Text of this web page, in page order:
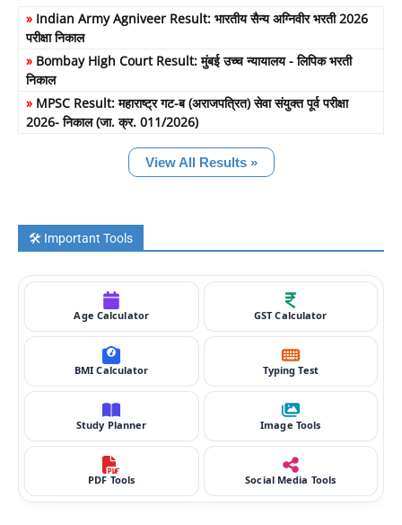
» Indian Army Agniveer Result: भारतीय सैन्य अग्निवीर भरती 2026
परीक्षा निकाल
» Bombay High Court Result: मुंबई उच्च न्यायालय - लिपिक भरती
निकाल
» MPSC Result: महाराष्ट्र गट-ब (अराजपत्रित) सेवा संयुक्त पूर्व परीक्षा
2026- निकाल (जा. क्र. 011/2026)
View All Results »
🛠️ Important Tools
Age Calculator GST Calculator
BMI Calculator Typing Test
Study Planner Image Tools
PDF Tools Social Media Tools